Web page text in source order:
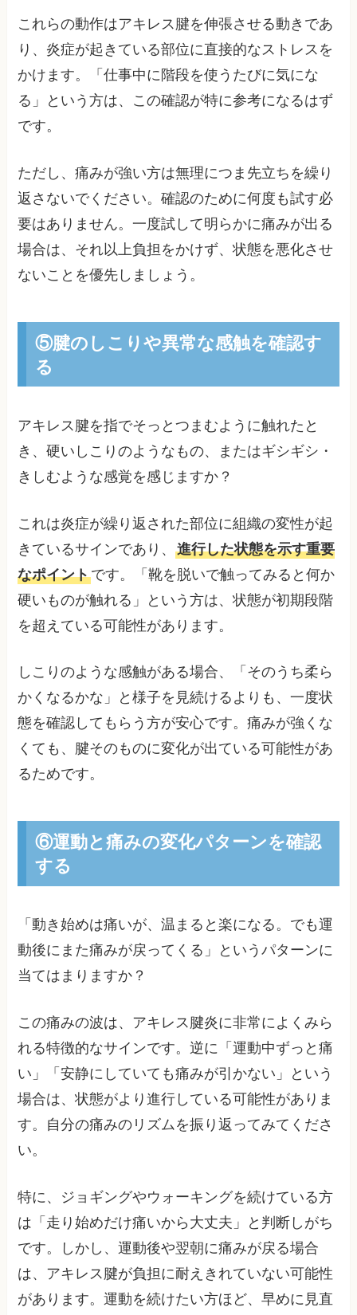
これらの動作はアキレス腱を伸張させる動きであ
り、炎症が起きている部位に直接的なストレスを
かけます。「仕事中に階段を使うたびに気にな
る」という方は、この確認が特に参考になるはず
です。
ただし、痛みが強い方は無理につま先立ちを繰り
返さないでください。確認のために何度も試す必
要はありません。一度試して明らかに痛みが出る
場合は、それ以上負担をかけず、状態を悪化させ
ないことを優先しましょう。
⑤腱のしこりや異常な感触を確認す
る
アキレス腱を指でそっとつまむように触れたと
き、硬いしこりのようなもの、またはギシギシ・
きしむような感覚を感じますか？
これは炎症が繰り返された部位に組織の変性が起
きているサインであり、進行した状態を示す重要
なポイントです。「靴を脱いで触ってみると何か
硬いものが触れる」という方は、状態が初期段階
を超えている可能性があります。
しこりのような感触がある場合、「そのうち柔ら
かくなるかな」と様子を見続けるよりも、一度状
態を確認してもらう方が安心です。痛みが強くな
くても、腱そのものに変化が出ている可能性があ
るためです。
⑥運動と痛みの変化パターンを確認
する
「動き始めは痛いが、温まると楽になる。でも運
動後にまた痛みが戻ってくる」というパターンに
当てはまりますか？
この痛みの波は、アキレス腱炎に非常によくみら
れる特徴的なサインです。逆に「運動中ずっと痛
い」「安静にしていても痛みが引かない」という
場合は、状態がより進行している可能性がありま
す。自分の痛みのリズムを振り返ってみてくださ
い。
特に、ジョギングやウォーキングを続けている方
は「走り始めだけ痛いから大丈夫」と判断しがち
です。しかし、運動後や翌朝に痛みが戻る場合
は、アキレス腱が負担に耐えきれていない可能性
があります。運動を続けたい方ほど、早めに見直